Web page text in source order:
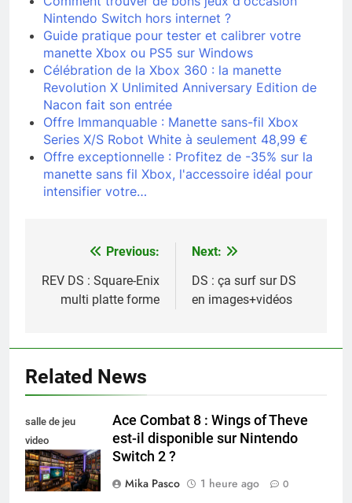
Nintendo Switch hors internet ?
Guide pratique pour tester et calibrer votre
manette Xbox ou PS5 sur Windows
Célébration de la Xbox 360 : la manette
Revolution X Unlimited Anniversary Edition de
Nacon fait son entrée
Offre Immanquable : Manette sans-fil Xbox
Series X/S Robot White à seulement 48,99 €
Offre exceptionnelle : Profitez de -35% sur la
manette sans fil Xbox, l'accessoire idéal pour
intensifier votre…
Navigation
de
l’article
Previous:
REV DS : Square-Enix
multi platte forme
Next:
DS : ça surf sur DS
en images+vidéos
Related News
salle de jeu
video
collectionneur
Ace Combat 8 : Wings of Theve
est-il disponible sur Nintendo
Switch 2 ?
Mika Pasco
1 heure ago 0